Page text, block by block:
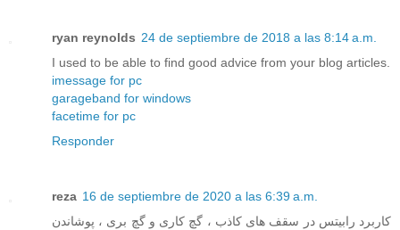
ryan reynolds 24 de septiembre de 2018 a las 8:14 a.m.
I used to be able to find good advice from your blog articles.
imessage for pc
garageband for windows
facetime for pc
Responder
reza 16 de septiembre de 2020 a las 6:39 a.m.
کاربرد رابیتس در سقف های کاذب ، گچ کاری و گچ بری ، پوشاندن